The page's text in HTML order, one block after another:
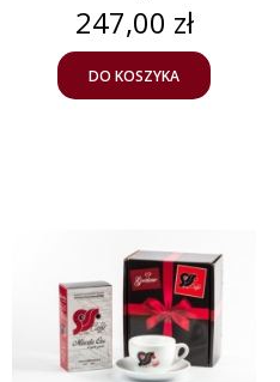
Cena
247,00 zł
DO KOSZYKA